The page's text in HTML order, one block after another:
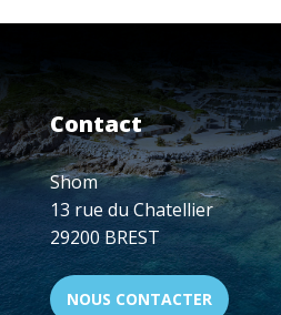
Contact
Shom
13 rue du Chatellier
29200 BREST
NOUS CONTACTER